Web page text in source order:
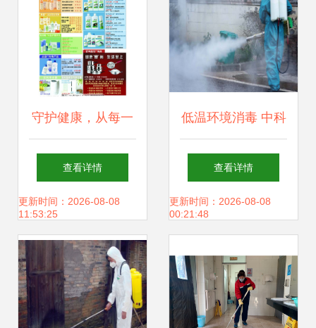
守护健康，从每一
寸空间开始——专
业消毒服务为您的
安全护航
查看详情
更新时间：2026-08-08
11:53:25
低温环境消毒 中科
检测助您通过
CMA、CNAS认证
查看详情
更新时间：2026-08-08
00:21:48